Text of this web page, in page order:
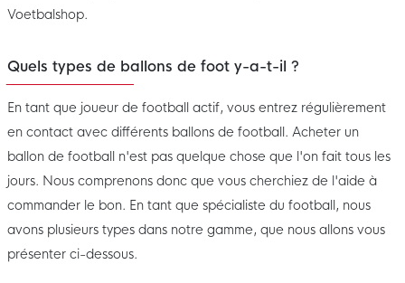
Voetbalshop.
Quels types de ballons de foot y-a-t-il ?
En tant que joueur de football actif, vous entrez régulièrement
en contact avec différents ballons de football. Acheter un
ballon de football n'est pas quelque chose que l'on fait tous les
jours. Nous comprenons donc que vous cherchiez de l'aide à
commander le bon. En tant que spécialiste du football, nous
avons plusieurs types dans notre gamme, que nous allons vous
présenter ci-dessous.